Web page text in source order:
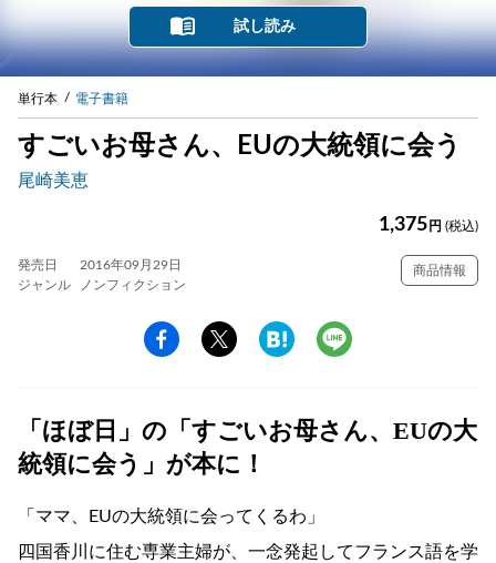
試し読み
単行本 電子書籍
すごいお母さん、EUの大統領に会う
尾崎美恵
1,375 円 (税込)
発売日
2016年09月29日
ジャンル
ノンフィクション
商品情報
「ほぼ日」の「すごいお母さん、EUの大
統領に会う」が本に！
「ママ、EUの大統領に会ってくるわ」
四国香川に住む専業主婦が、一念発起してフランス語を学